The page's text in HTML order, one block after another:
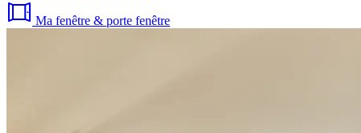
Ma fenêtre & porte fenêtre